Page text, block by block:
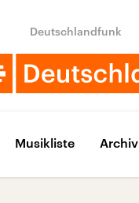
Deutschlandfunk
Musikliste Archiv